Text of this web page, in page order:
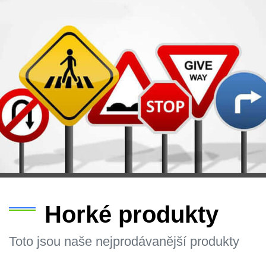
Horké produkty
Toto jsou naše nejprodávanější produkty